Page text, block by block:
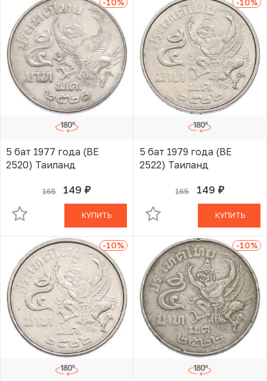
5 бат 1977 года (BE
2520) Таиланд
165 149 руб.
В КОРЗИНЕ
КУПИТЬ
5 бат 1979 года (BE
2522) Таиланд
165 149 руб.
В КОРЗИНЕ
КУПИТЬ
-10% -10%